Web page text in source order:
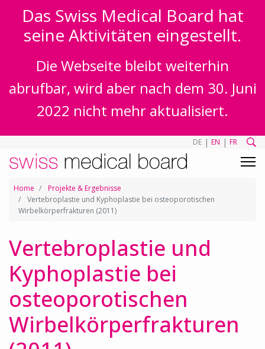
Das Swiss Medical Board hat
seine Aktivitäten eingestellt.
Die Webseite bleibt weiterhin
abrufbar, wird aber nach dem 30. Juni
2022 nicht mehr aktualisiert.
DE | EN | FR
Home
Projekte & Ergebnisse
Vertebroplastie und Kyphoplastie bei osteoporotischen
Wirbelkörperfrakturen (2011)
Vertebroplastie und
Kyphoplastie bei
osteoporotischen
Wirbelkörperfrakturen